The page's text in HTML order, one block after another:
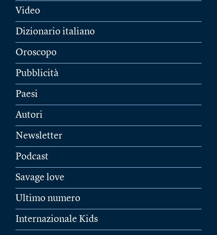
Video
Dizionario italiano
Oroscopo
Pubblicità
Paesi
Autori
Newsletter
Podcast
Savage love
Ultimo numero
Internazionale Kids